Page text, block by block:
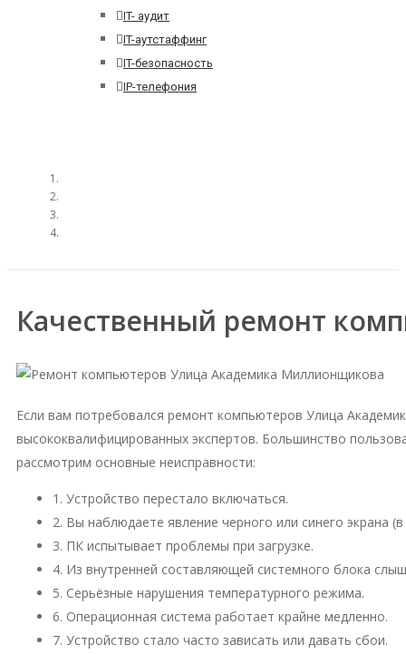
IT- аудит
IT-аутстаффинг
IT-безопасность
IP-телефония
Качественный ремонт
Если вам потребовался ремонт компьютеров Улица
высококвалифицированных экспертов. Большинство
рассмотрим основные неисправности:
1. Устройство перестало включаться.
2. Вы наблюдаете явление черного или синего экрана
3. ПК испытывает проблемы при загрузке.
4. Из внутренней составляющей системного блока
5. Серьёзные нарушения температурного режима.
6. Операционная система работает крайне медленно.
7. Устройство стало часто зависать или давать сбои.